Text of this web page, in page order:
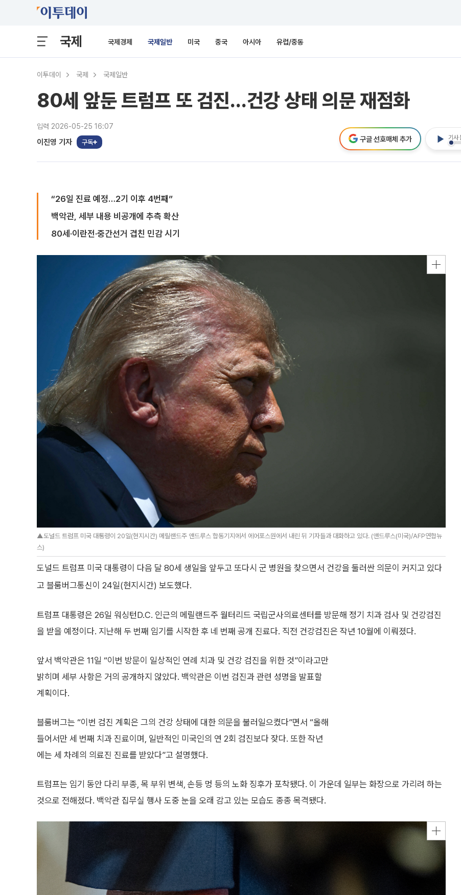
국제 국제경제 국제일반 미국 중국 아시아 유럽/중동
이투데이 국제 국제일반
80세 앞둔 트럼프 또 검진…건강 상태 의문 재점화
입력 2026-05-25 16:07
이진영 기자 구독
기사
구글 선호매체 추가
“26일 진료 예정…2기 이후 4번째”
백악관, 세부 내용 비공개에 추측 확산
80세·이란전·중간선거 겹친 민감 시기
▲도널드 트럼프 미국 대통령이 20일(현지시간) 메릴랜드주 앤드루스 합동기지에서 에어포스원에서 내린 뒤 기자들과 대화하고 있다. (앤드루스(미국)/AFP연합뉴
스)
도널드 트럼프 미국 대통령이 다음 달 80세 생일을 앞두고 또다시 군 병원을 찾으면서 건강을 둘러싼 의문이 커지고 있다
고 블룸버그통신이 24일(현지시간) 보도했다.
트럼프 대통령은 26일 워싱턴D.C. 인근의 메릴랜드주 월터리드 국립군사의료센터를 방문해 정기 치과 검사 및 건강검진
을 받을 예정이다. 지난해 두 번째 임기를 시작한 후 네 번째 공개 진료다. 직전 건강검진은 작년 10월에 이뤄졌다.
앞서 백악관은 11일 “이번 방문이 일상적인 연례 치과 및 건강 검진을 위한 것”이라고만
밝히며 세부 사항은 거의 공개하지 않았다. 백악관은 이번 검진과 관련 성명을 발표할
계획이다.
블룸버그는 “이번 검진 계획은 그의 건강 상태에 대한 의문을 불러일으켰다”면서 “올해
들어서만 세 번째 치과 진료이며, 일반적인 미국인의 연 2회 검진보다 잦다. 또한 작년
에는 세 차례의 의료진 진료를 받았다”고 설명했다.
트럼프는 임기 동안 다리 부종, 목 부위 변색, 손등 멍 등의 노화 징후가 포착됐다. 이 가운데 일부는 화장으로 가리려 하는
것으로 전해졌다. 백악관 집무실 행사 도중 눈을 오래 감고 있는 모습도 종종 목격됐다.